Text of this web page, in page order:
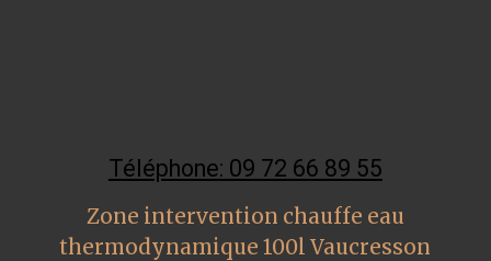
Téléphone: 09 72 66 89 55
Zone intervention chauffe eau
thermodynamique 100l Vaucresson